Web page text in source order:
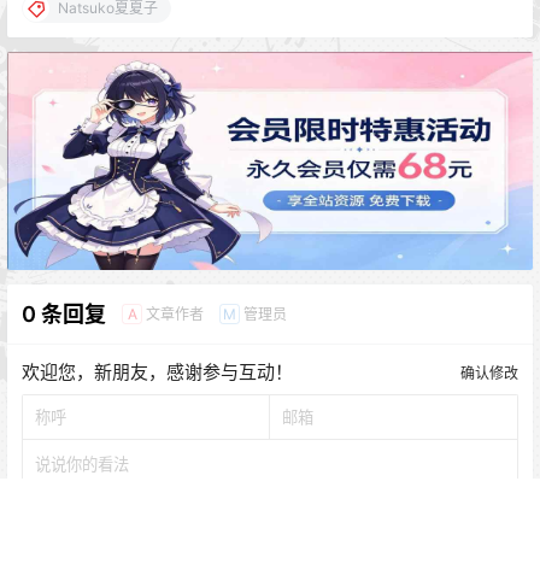
Natsuko夏夏子
0 条回复 A 文章作者 M 管理员
欢迎您，新朋友，感谢参与互动！ 确认修改